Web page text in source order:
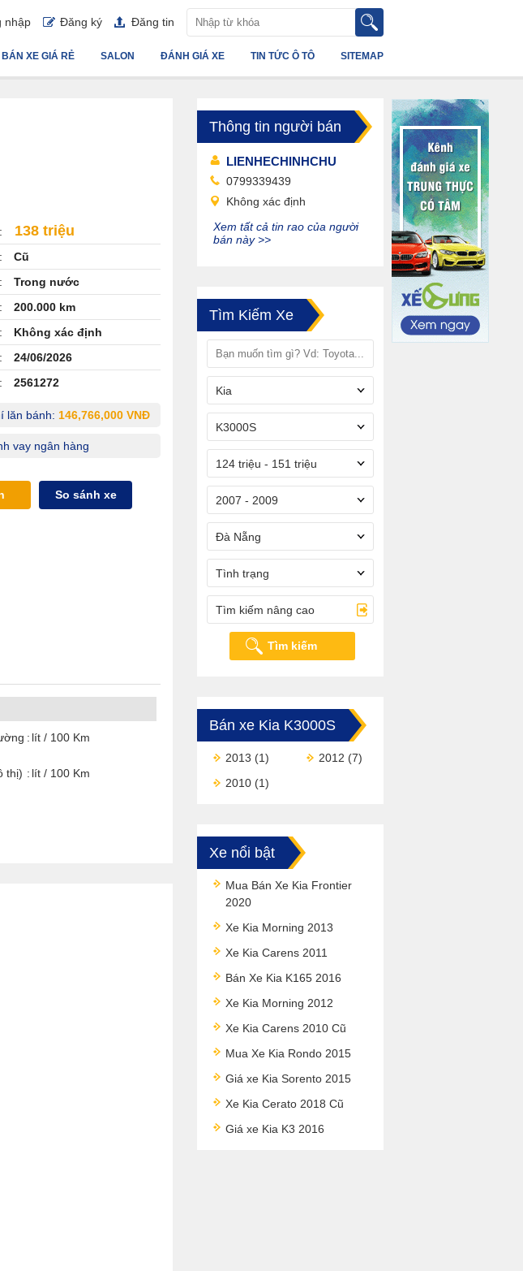
nhập Đăng ký Đăng tin
SITEMAP
TIN TỨC Ô TÔ
ĐÁNH GIÁ XE
SALON
BÁN XE GIÁ RẺ
138 triệu
Cũ
Trong nước
200.000 km
Không xác định
24/06/2026
2561272
lăn bánh: 146,766,000 VNĐ
vay ngân hàng
So sánh xe
lít / 100 Km
thị) lít / 100 Km
Thông tin người bán
LIENHECHINHCHU
0799339439
Không xác định
Xem tất cả tin rao của người
bán này >>
Tìm Kiếm Xe
Kia
K3000S
124 triệu - 151 triệu
2007 - 2009
Đà Nẵng
Tình trạng
Tìm kiếm nâng cao
Tìm kiếm
Bán xe Kia K3000S
2013 (1) 2012 (7)
2010 (1)
Xe nổi bật
Mua Bán Xe Kia Frontier
2020
Xe Kia Morning 2013
Xe Kia Carens 2011
Bán Xe Kia K165 2016
Xe Kia Morning 2012
Xe Kia Carens 2010 Cũ
Mua Xe Kia Rondo 2015
Giá xe Kia Sorento 2015
Xe Kia Cerato 2018 Cũ
Giá xe Kia K3 2016